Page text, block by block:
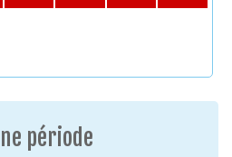
période